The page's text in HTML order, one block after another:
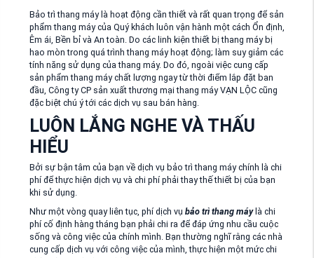
Bảo trì thang máy là hoạt động cần thiết và rất quan trọng để sản
phẩm thang máy của Quý khách luôn vận hành một cách Ổn định,
Êm ái, Bền bỉ và An toàn. Do các linh kiện thiết bị thang máy bị
hao mòn trong quá trình thang máy hoạt động; làm suy giảm các
tính năng sử dụng của thang máy. Do đó, ngoài việc cung cấp
sản phẩm thang máy chất lượng ngay từ thời điểm lắp đặt ban
đầu, Công ty CP sản xuất thương mại thang máy VẠN LỘC cũng
đặc biệt chú ý tới các dịch vụ sau bán hàng.
LUÔN LẮNG NGHE VÀ THẤU
HIỂU
Bởi sự bận tâm của bạn về dịch vụ bảo trì thang máy chính là chi
phí để thực hiện dịch vụ và chi phí phải thay thế thiết bị của bạn
khi sử dụng.
Như một vòng quay liên tục, phí dịch vụ bảo trì thang máylà chi
phí cố định hàng tháng bạn phải chi ra để đáp ứng nhu cầu cuộc
sống và công việc của chính mình. Bạn thường nghĩ rằng các nhà
cung cấp dịch vụ với công việc của mình, thực hiện một mức chi